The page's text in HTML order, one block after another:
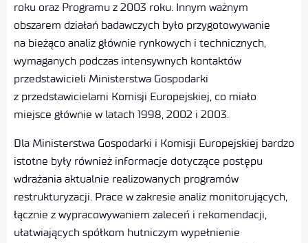
roku oraz Programu z 2003 roku. Innym ważnym
obszarem działań badawczych było przygotowywanie
na bieżąco analiz głównie rynkowych i technicznych,
wymaganych podczas intensywnych kontaktów
przedstawicieli Ministerstwa Gospodarki
z przedstawicielami Komisji Europejskiej, co miało
miejsce głównie w latach 1998, 2002 i 2003.
Dla Ministerstwa Gospodarki i Komisji Europejskiej bardzo
istotne były również informacje dotyczące postępu
wdrażania aktualnie realizowanych programów
restrukturyzacji. Prace w zakresie analiz monitorujących,
łącznie z wypracowywaniem zaleceń i rekomendacji,
ułatwiających spółkom hutniczym wypełnienie